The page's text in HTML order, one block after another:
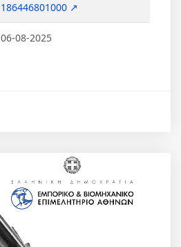
186446801000 ↗
06-08-2025